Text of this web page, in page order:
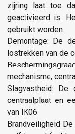
zijring laat toe
geactivieerd is.
gebruikt worden.
Demontage: De
lostrekken van de
mechanisme,
Slagvastheid: De
centraalplaat en
van IK06
Brandveiligheid